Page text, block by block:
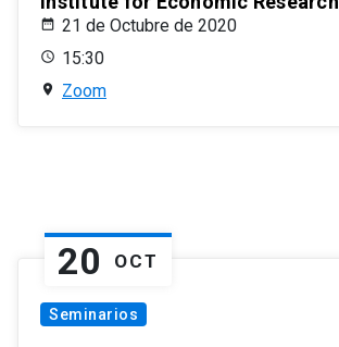
21 de Octubre de 2020
15:30
Zoom
20 OCT
Seminarios